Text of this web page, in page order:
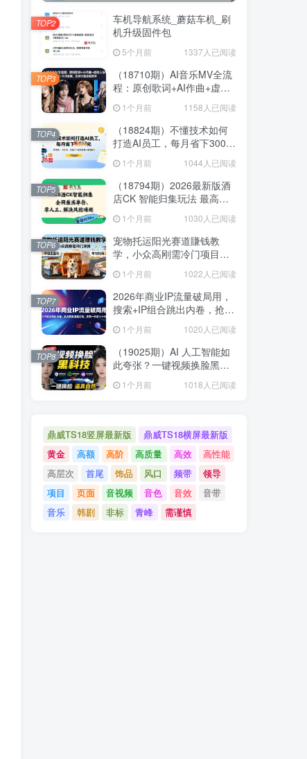
车机导航系统_蘑菇车机_刷
机升级固件包
5个月前 1337人已阅读
TOP2
（18710期）AI音乐MV全流
程：原创歌词+AI作曲+虚拟
步打造虚拟歌手
1个月前 1158人已阅读
TOP3
（18824期）不懂技术如何
打造AI员工，每月省下3000
个真实案例+开源提示
1个月前 1044人已阅读
TOP4
（18794期）2026最新版酒
店CK 智能归集玩法 最高单
解决风控难题
1个月前 1030人已阅读
TOP5
宠物托运阳光赛道賺钱教
学，小众高刚需冷门项目，
润200+
1个月前 1022人已阅读
TOP6
2026年商业IP流量破局用，
搜索+IP组合跳出内卷，抢占
精准流量红利，实现一分投
入十分回报
1个月前 1020人已阅读
TOP7
（19025期）AI 人工智能如
此夸张？一键视频换脸黑科
技，纯本地离线运行，本地
视频换脸娱乐工具， AI
1个月前 1018人已阅读
TOP8
鼎威TS18竖屏最新版
鼎威TS18横屏最新版
黄金
高额 高阶 高质量 高效
高性能
高层次
首尾 饰品 风口 频带
领导
项目
页面 音视频 音色 音效
音带
音乐
韩剧 非标 青峰 需谨慎